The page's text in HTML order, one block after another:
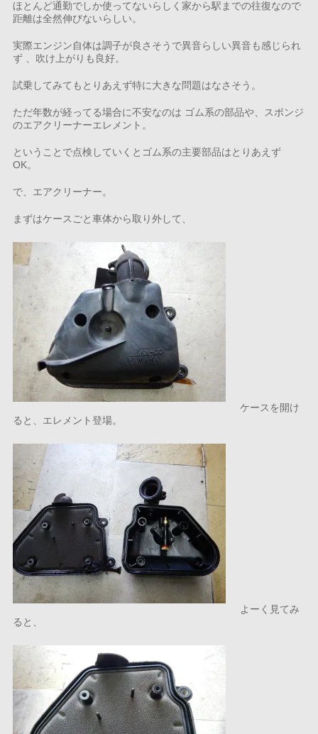
ほとんど通勤でしか使ってないらしく家から駅までの往復なので
距離は全然伸びないらしい。
実際エンジン自体は調子が良さそうで異音らしい異音も感じられ
ず 、吹け上がりも良好。
試乗してみてもとりあえず特に大きな問題はなさそう。
ただ年数が経ってる場合に不安なのは ゴム系の部品や、スポンジ
のエアクリーナーエレメント。
ということで点検していくとゴム系の主要部品はとりあえず
OK。
で、エアクリーナー。
まずはケースごと車体から取り外して、
ケースを開け
ると、エレメント登場。
よーく見てみ
ると、